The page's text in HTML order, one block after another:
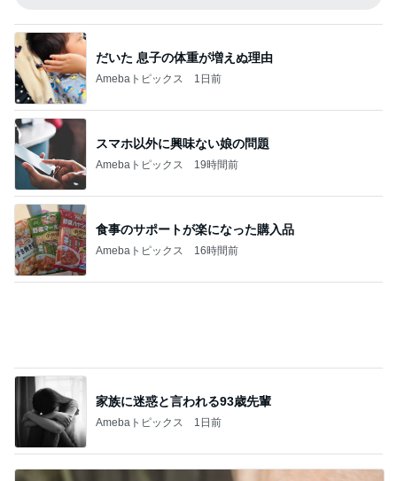
スマホ以外に興味ない娘の問題
Amebaトピックス 19時間前
食事のサポートが楽になった購入品
Amebaトピックス 16時間前